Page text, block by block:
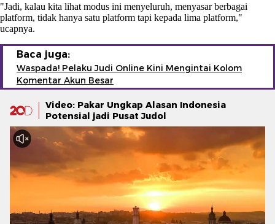
"Jadi, kalau kita lihat modus ini menyeluruh, menyasar berbagai
platform, tidak hanya satu platform tapi kepada lima platform,"
ucapnya.
Baca juga:
Waspada! Pelaku Judi Online Kini Mengintai Kolom
Komentar Akun Besar
Video: Pakar Ungkap Alasan Indonesia
Potensial jadi Pusat Judol